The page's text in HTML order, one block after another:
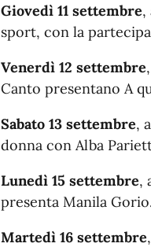
Giovedì 11 settembre,
sport, con la
Venerdì 12 settembre
Canto presentano A
Sabato 13 settembre,
donna con Alba
Lunedì 15 settembre,
presenta Manila
Martedì 16 settembre